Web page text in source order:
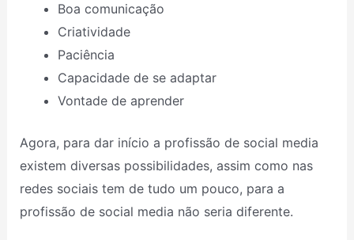
Boa comunicação
Criatividade
Paciência
Capacidade de se adaptar
Vontade de aprender
Agora, para dar início a profissão de social media
existem diversas possibilidades, assim como nas
redes sociais tem de tudo um pouco, para a
profissão de social media não seria diferente.